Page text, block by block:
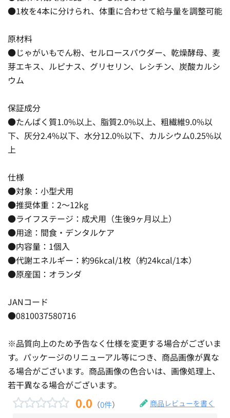
●1枚を4本に分けられ、体重に合わせて給与量を調整可能
原材料
●じゃがいもでん粉、セルロースパウダー、乾燥酵母、麦
芽エキス、ルピナス、グリセリン、レシチン、炭酸カルシ
ウム
保証成分
●たんぱく質1.0%以上、脂質2.0%以上、粗繊維9.0%以
下、灰分2.4%以下、水分12.0%以下、カルシウム0.25%以
上
仕様
●対象：小型犬用
●推奨体重：2〜12kg
●ライフステージ：成犬用（生後9ヶ月以上）
●用途：間食・デンタルケア
●内容量：1個入
●代謝エネルギー：約96kcal/1枚（約24kcal/1本）
●原産国：オランダ
JANコード
●0810037580716
※品質向上のため予告なく仕様を変更する場合がございま
す。パッケージのリニューアル等につき、商品画像が異な
る場合がございます。商品画像の色合いは、画像処理上、
若干異なる場合がございます。
0.0 （0件） 商品レビューを書く